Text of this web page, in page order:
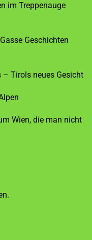
im Treppenauge
Geschichten
– Tirols neues Gesicht
Wien, die man nicht